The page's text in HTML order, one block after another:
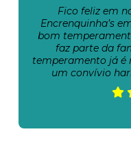
Fico feliz em
Encrenquinha’s
bom
faz parte da
temperamento já é
um convívio